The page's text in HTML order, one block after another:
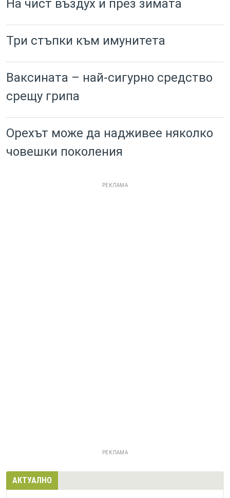
На чист въздух и през зимата
Три стъпки към имунитета
Ваксината – най-сигурно средство
срещу грипа
Орехът може да надживее няколко
човешки поколения
РЕКЛАМА
РЕКЛАМА
АКТУАЛНО